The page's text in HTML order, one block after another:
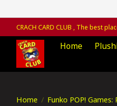
CRACH CARD CLUB , The best
Home
Home / Funko POP!